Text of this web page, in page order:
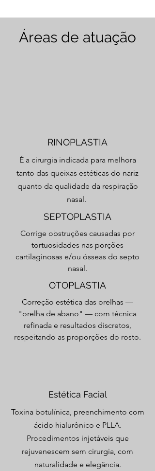
Áreas de atuação
RINOPLASTIA
É a cirurgia indicada para melhora
tanto das queixas estéticas do nariz
quanto da qualidade da respiração
nasal.
SEPTOPLASTIA
Corrige obstruções causadas por
tortuosidades nas porções
cartilaginosas e/ou ósseas do septo
nasal.
OTOPLASTIA
Correção estética das orelhas —
"orelha de abano" — com técnica
refinada e resultados discretos,
respeitando as proporções do rosto.
Estética Facial
Toxina botulínica, preenchimento com
ácido hialurônico e PLLA.
Procedimentos injetáveis que
rejuvenescem sem cirurgia, com
naturalidade e elegância.